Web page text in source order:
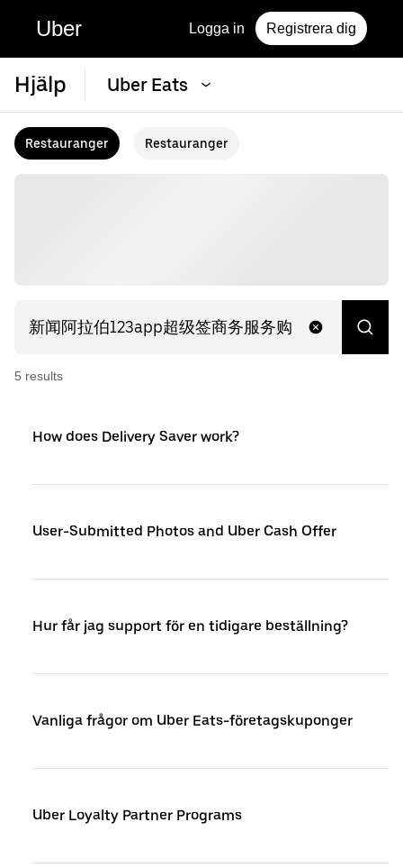
Uber Logga in Registrera dig
Hjälp Uber Eats
Restauranger Restauranger
5 results
How does Delivery Saver work?
User-Submitted Photos and Uber Cash Offer
Hur får jag support för en tidigare beställning?
Vanliga frågor om Uber Eats-företagskuponger
Uber Loyalty Partner Programs